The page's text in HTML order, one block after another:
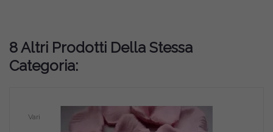
8 Altri Prodotti Della Stessa
Categoria:
Vari